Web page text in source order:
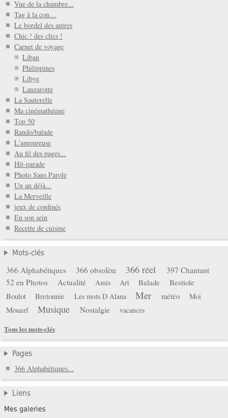
Vue de la chambre...
Tag à la con…
Le bordel des autres
Chic ! des clics !
Carnet de voyage
Liban
Philippines
Libye
Lanzarotte
La Sauterelle
Ma cinémathéque
Top 50
Rando/balade
L'amoureuse
Au fil des pages...
Hit-parade
Photo Sans Parole
Un an déjà...
La Merveille
jeux de confinés
En son sein
Recette de cuisine
Mots-clés
366 Alphabétiques 366 obsolète 366 réel
397 Chantant
52 en Photos
Actualité Amis Art Balade
Bestiole
Boulot
Bretonnie Les mots D Alana Mer météo Moi
Mouarf Musique Nostalgie
vacances
Tous les mots-clés
Pages
366 Alphabétiques...
Liens
Mes galeries